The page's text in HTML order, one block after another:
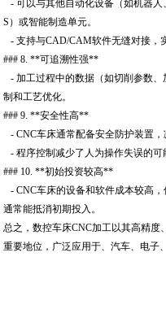
- 可以与其他自动化设备（如机器
S）或智能制造单元。
- 支持与CAD/CAM软件无缝对接，
### 8. **可追溯性强**
- 加工过程中的数据（如切削参数
制和工艺优化。
### 9. **安全性高**
- CNC车床通常配备安全防护装置
- 程序控制减少了人为操作失误的可
### 10. **初始投资较高**
- CNC车床的设备和软件成本较高
通常能抵消初期投入。
总之，数控车床CNC加工以其高精
重要地位，广泛应用于、汽车、电子